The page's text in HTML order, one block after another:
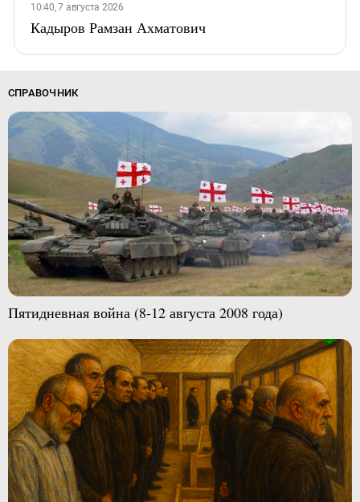
10:40, 7 августа 2026
Кадыров Рамзан Ахматович
СПРАВОЧНИК
Пятидневная война (8-12 августа 2008 года)